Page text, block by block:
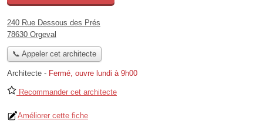
240 Rue Dessous des Prés
78630 Orgeval
📞 Appeler cet architecte
Architecte - Fermé, ouvre lundi à 9h00
Recommander cet architecte
Améliorer cette fiche